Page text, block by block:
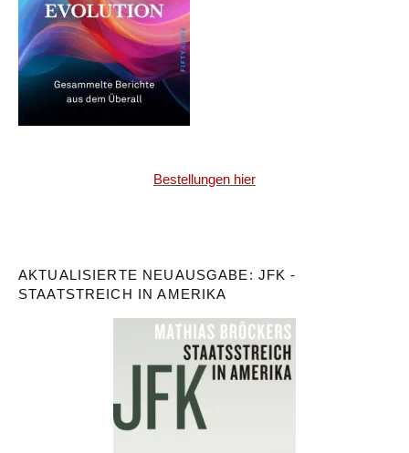
Bestellungen hier
AKTUALISIERTE NEUAUSGABE: JFK -
STAATSTREICH IN AMERIKA